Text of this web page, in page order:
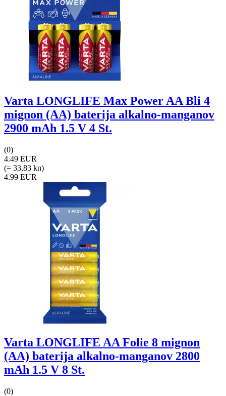
Varta LONGLIFE Max Power AA Bli 4
mignon (AA) baterija alkalno-manganov
2900 mAh 1.5 V 4 St.
(0)
4.49 EUR
(= 33,83 kn)
4.99 EUR
Varta LONGLIFE AA Folie 8 mignon
(AA) baterija alkalno-manganov 2800
mAh 1.5 V 8 St.
(0)